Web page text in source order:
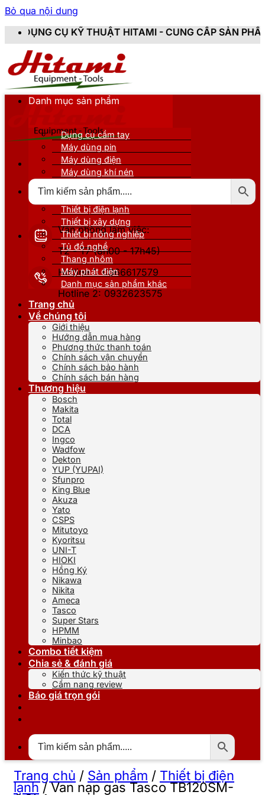
Bỏ qua nội dung
THUẬT HITAMI - CUNG CẤP SẢN PHẨM CHÍNH
Văn phòng làm việc:
T2 - T7 (8h00 - 17h45)
Hotline 1: 0866617579
Hotline 2: 0932623575
Danh mục sản phẩm
Dụng cụ cầm tay
Máy dùng pin
Máy dùng điện
Máy dùng khí nén
Thiết bị nâng đỡ
Thiết bị điện lạnh
Thiết bị xây dựng
Thiết bị nông nghiệp
Tủ đồ nghề
Thang nhôm
Máy phát điện
Danh mục sản phẩm khác
Trang chủ
Về chúng tôi
Giới thiệu
Hướng dẫn mua hàng
Phương thức thanh toán
Chính sách vận chuyển
Chính sách bảo hành
Chính sách bán hàng
Thương hiệu
Bosch
Makita
Total
DCA
Ingco
Wadfow
Dekton
YUP (YUPAI)
Sfunpro
King Blue
Akuza
Yato
CSPS
Mitutoyo
Kyoritsu
UNI-T
HIOKI
Hồng Ký
Nikawa
Nikita
Ameca
Tasco
Super Stars
HPMM
Minbao
Combo tiết kiệm
Chia sẻ & đánh giá
Kiến thức kỹ thuật
Cẩm nang review
Báo giá trọn gói
Trang chủ / Sản phẩm / Thiết bị điện
lạnh/Van nạp gas Tasco TB120SM-